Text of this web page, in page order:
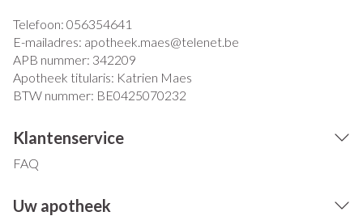
Telefoon: 056354641
E-mailadres: apotheek.maes@telenet.be
APB nummer: 342209
Apotheek titularis: Katrien Maes
BTW nummer: BE0425070232
Klantenservice
FAQ
Uw apotheek